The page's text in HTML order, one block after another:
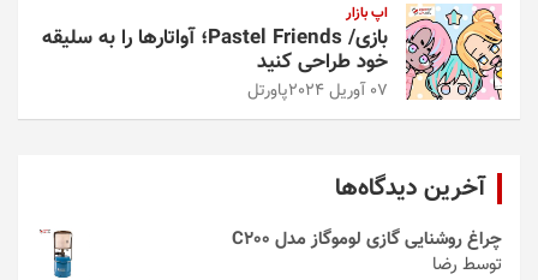
اپ بازار
بازی/ Pastel Friends؛ آواتارها را به سلیقه
خود طراحی کنید
07 آوریل 2024 پاورتل
آخرین دیدگاه‌ها
چراغ روشنایی گازی لوموگاز مدل C200
توسط رضا